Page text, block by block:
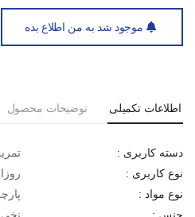
موجود شد به من اطلاع بده
اطلاعات تکمیلی توضیحات محصول
دسته کاربری :
نوع کاربری :
نوع مواد :